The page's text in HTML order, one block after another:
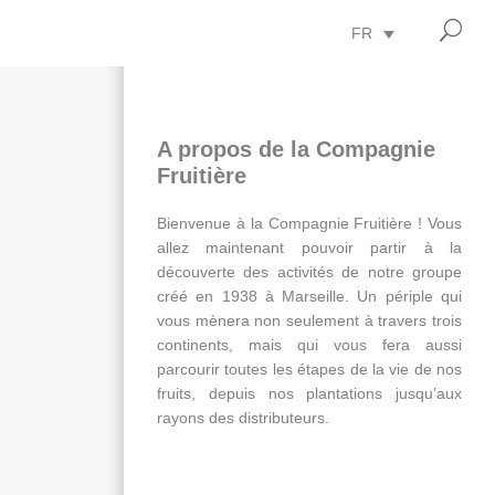
FR U
A propos de la Compagnie
Fruitière
Bienvenue à la Compagnie Fruitière ! Vous
allez maintenant pouvoir partir à la
découverte des activités de notre groupe
créé en 1938 à Marseille. Un périple qui
vous mènera non seulement à travers trois
continents, mais qui vous fera aussi
parcourir toutes les étapes de la vie de nos
fruits, depuis nos plantations jusqu’aux
rayons des distributeurs.